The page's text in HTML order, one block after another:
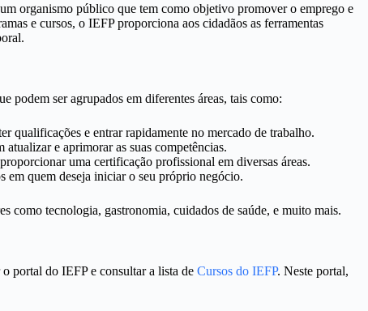
organismo público que tem como objetivo promover o emprego e
e cursos, o IEFP proporciona aos cidadãos as ferramentas
podem ser agrupados em diferentes áreas, tais como:
qualificações e entrar rapidamente no mercado de trabalho.
atualizar e aprimorar as suas competências.
uma certificação profissional em diversas áreas.
em quem deseja iniciar o seu próprio negócio.
como tecnologia, gastronomia, cuidados de saúde, e muito mais.
portal do IEFP e consultar a lista de Cursos do IEFP. Neste portal,